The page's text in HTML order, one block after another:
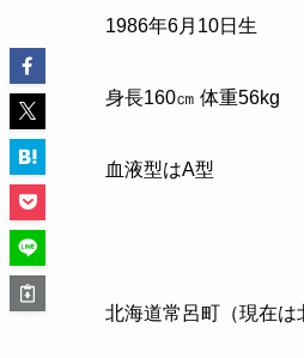
1986年6月 10日生
身長160㎝ 体重56kg
血液型はA型
北海道常呂町（現在